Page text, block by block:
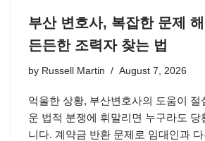
부산 변호사, 복잡한 문제
든든한 조력자 찾는 법
by Russell Martin August 7, 2026
억울한 상황, 부산변호사의 도움이 절
운 법적 분쟁에 휘말리면 누구라도 당
니다. 계약금 반환 문제로 임대인과